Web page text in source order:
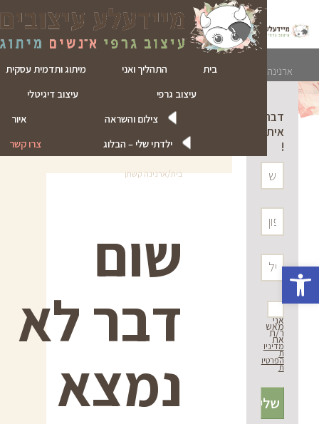
פתח סרגל נגישות
בית
התהליך ואני
מיתוג ותדמית עסקית
עיצוב גרפי
עיצוב דיגיטלי
צילום והשראה
איור
ילדתי שלי – הבלוג
צרו קשר
ארנינה קשתן
דברו
איתי
!
אני
מאש
ר/ת
את
מדיניו
ת
הפרטיו
ת
בית/ארנינה קשתן
שום
דבר לא
נמצא